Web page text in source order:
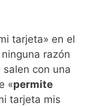
tarjeta» en el
razón
con una
«permite
tarjeta mis